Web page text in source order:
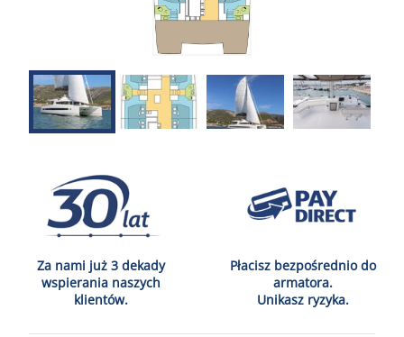
Za nami już 3 dekady
wspierania naszych
klientów.
Płacisz bezpośrednio do
armatora.
Unikasz ryzyka.